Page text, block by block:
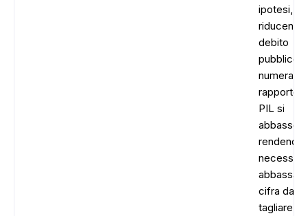
ipotesi,
riducendo
debito
pubblico il
rapporto
PIL si
rendendo
cifra da
tagliare